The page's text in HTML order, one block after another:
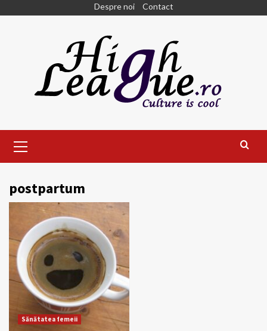
Despre noi Contact
Menu
postpartum
Sănătatea femeii